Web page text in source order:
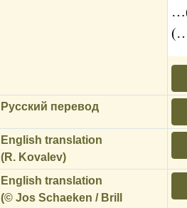
Русский перевод
English translation
(R. Kovalev)
English translation
(© Jos Schaeken / Brill